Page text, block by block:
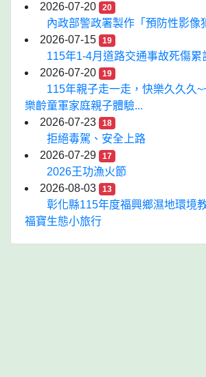
2026-07-20
20
內政部警政署製作「預防性影像
2026-07-15
19
115年1-4月道路交通事故死傷累
2026-07-20
19
115年親子走一走，快樂久久久
樂齡童軍家庭親子體驗...
2026-07-23
18
拒絕毒駕、安全上路
2026-07-29
17
2026王功漁火節
2026-08-03
13
彰化縣115年度福興鄉濕地環境
福寶生態小旅行